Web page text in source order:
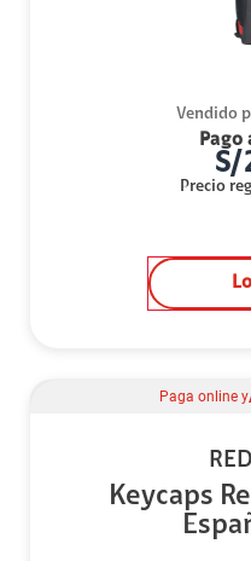
Vendido
S/
Precio
Paga online y
Keycaps